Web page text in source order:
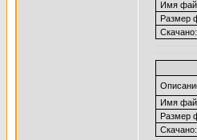
Имя
Размер
Скачано:
Имя
Размер
Скачано: